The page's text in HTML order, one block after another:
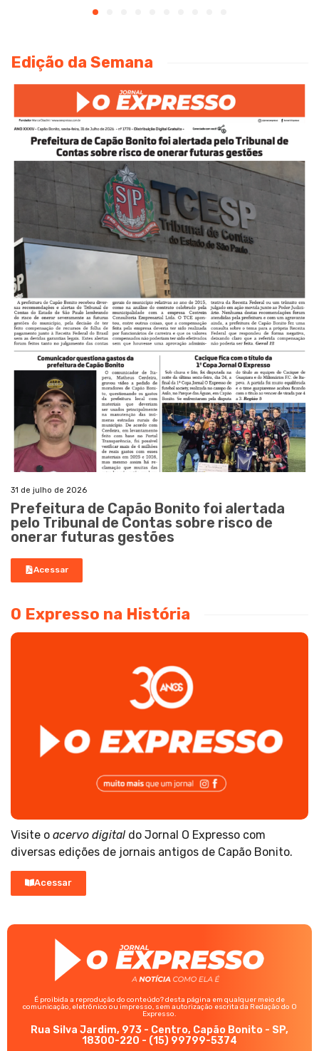
Edição da Semana
31 de julho de 2026
Prefeitura de Capão Bonito foi alertada
pelo Tribunal de Contas sobre risco de
onerar futuras gestões
Acessar
O Expresso na História
Visite o acervo digital do Jornal O Expresso com
diversas edições de jornais antigos de Capão Bonito.
Acessar
É proibida a reprodução do conteúdo? desta página em qualquer meio de
comunicação, eletrônico ou impresso, sem autorização escrita da Redação do O
Expresso.
Rua Silva Jardim, 973 - Centro, Capão Bonito - SP,
18300-220 - (15) 99799-5374